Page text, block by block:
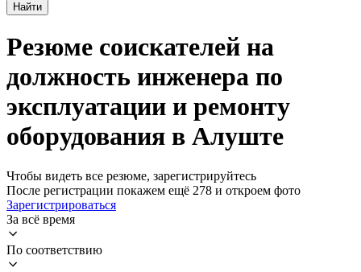
Найти
Резюме соискателей на
должность инженера по
эксплуатации и ремонту
оборудования в Алуште
Чтобы видеть все резюме, зарегистрируйтесь
После регистрации покажем ещё 278 и откроем фото
Зарегистрироваться
За всё время
По соответствию